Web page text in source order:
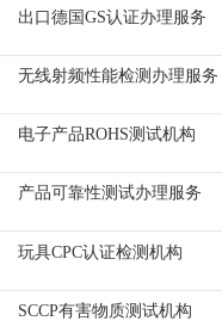
出口德国GS认证办理服务
无线射频性能检测办理服务
电子产品ROHS测试机构
产品可靠性测试办理服务
玩具CPC认证检测机构
SCCP有害物质测试机构